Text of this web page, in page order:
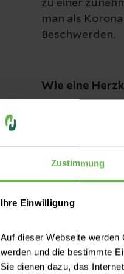
Zustimmung
Ihre Einwilligung
Auf dieser Webseite
werden und die bestimmte
Sie dienen dazu, das
zu einer
man als
Beschwerden.
Wie eine
durchgeführt.
punktieren und
diesen Draht
vorgeschoben
Röntgenröhre
vorgebrachten